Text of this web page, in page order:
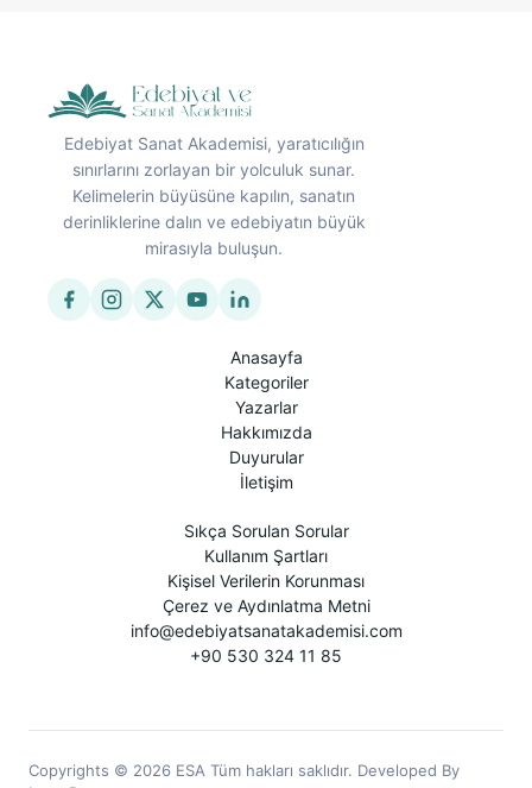
Edebiyat Sanat Akademisi, yaratıcılığın
sınırlarını zorlayan bir yolculuk sunar.
Kelimelerin büyüsüne kapılın, sanatın
derinliklerine dalın ve edebiyatın büyük
mirasıyla buluşun.
Anasayfa
Kategoriler
Yazarlar
Hakkımızda
Duyurular
İletişim
Sıkça Sorulan Sorular
Kullanım Şartları
Kişisel Verilerin Korunması
Çerez ve Aydınlatma Metni
info@edebiyatsanatakademisi.com
+90 530 324 11 85
Copyrights © 2026 ESA Tüm hakları saklıdır. Developed By